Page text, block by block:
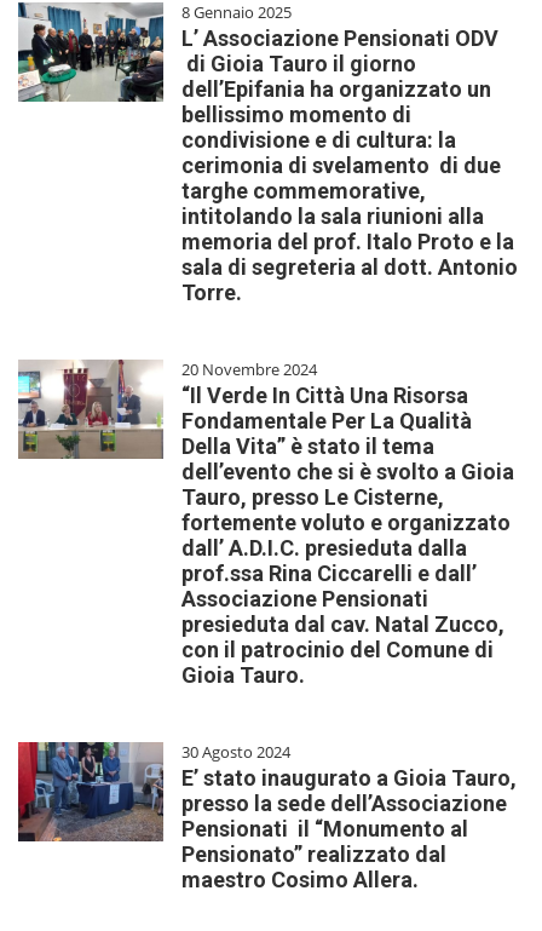
8 Gennaio 2025
L’ Associazione Pensionati ODV
di Gioia Tauro il giorno
dell’Epifania ha organizzato un
bellissimo momento di
condivisione e di cultura: la
cerimonia di svelamento di due
targhe commemorative,
intitolando la sala riunioni alla
memoria del prof. Italo Proto e la
sala di segreteria al dott. Antonio
Torre.
20 Novembre 2024
“Il Verde In Città Una Risorsa
Fondamentale Per La Qualità
Della Vita” è stato il tema
dell’evento che si è svolto a Gioia
Tauro, presso Le Cisterne,
fortemente voluto e organizzato
dall’ A.D.I.C. presieduta dalla
prof.ssa Rina Ciccarelli e dall’
Associazione Pensionati
presieduta dal cav. Natal Zucco,
con il patrocinio del Comune di
Gioia Tauro.
30 Agosto 2024
E’ stato inaugurato a Gioia Tauro,
presso la sede dell’Associazione
Pensionati il “Monumento al
Pensionato” realizzato dal
maestro Cosimo Allera.